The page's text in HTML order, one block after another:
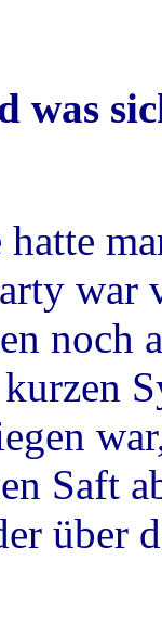
was
war
noch
Saft
über